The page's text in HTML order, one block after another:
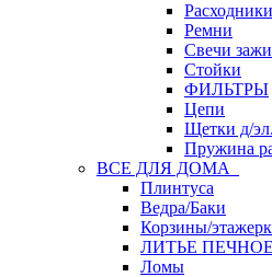
Ремни
Свечи
Стойки
ФИЛЬТРЫ
Цепи
Щетки д/
Пружина
ВСЕ ДЛЯ ДОМА
Плинтуса
Ведра/Баки
Корзины/
ЛИТЬЕ ПЕЧНОЕ
Ломы